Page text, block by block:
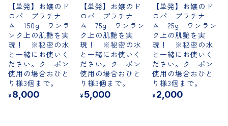
【単発】お嬢のド
ロパ プラチナ
ム 150g ワンラ
ンク上の肌艶を実
現！ ※秘密の水
と一緒にお使いく
ださい。クーポン
使用の場合おひと
り様3個まで。
¥ 8,000
【単発】お嬢のド
ロパ プラチナ
ム 75g ワンラン
ク上の肌艶を実
現！ ※秘密の水
と一緒にお使いく
ださい。クーポン
使用の場合おひと
り様3個まで。
¥5,000
【単発】お嬢のド
ロパ プラチナ
ム 25g ワンラン
ク上の肌艶を実
現！ ※秘密の水
と一緒にお使いく
ださい。クーポン
使用の場合おひと
り様3個まで。
¥ 2,000